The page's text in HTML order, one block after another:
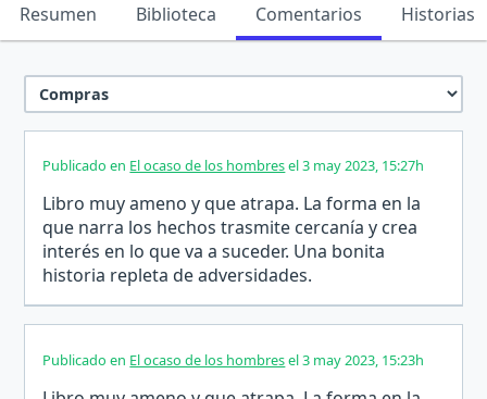
Resumen Biblioteca Comentarios Historias
Publicado en El ocaso de los hombresel 3 may 2023, 15:27h
Libro muy ameno y que atrapa. La forma en la
que narra los hechos trasmite cercanía y crea
interés en lo que va a suceder. Una bonita
historia repleta de adversidades.
Publicado en El ocaso de los hombresel 3 may 2023, 15:23h